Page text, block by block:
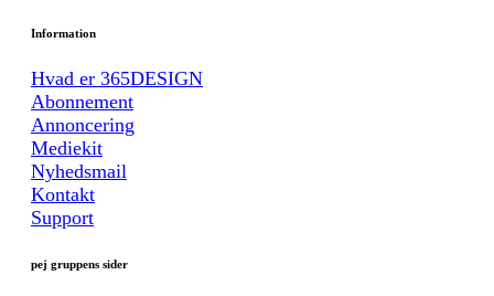
Information
Hvad er 365DESIGN
Abonnement
Annoncering
Mediekit
Nyhedsmail
Kontakt
Support
pej gruppens sider